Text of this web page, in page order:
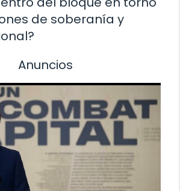
de soberanía y
Anuncios